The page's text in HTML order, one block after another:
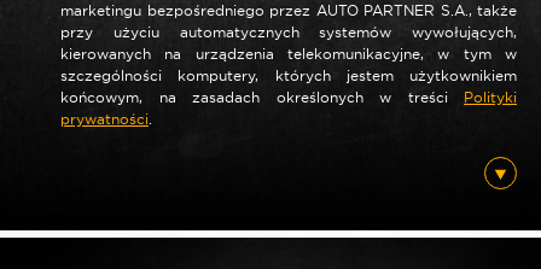
Nazwa *
E-mail*
marketingu bezpośredniego przez AUTO PARTNER S.A., także
przy użyciu automatycznych systemów wywołujących,
kierowanych na urządzenia telekomunikacyjne, w tym w
szczególności komputery, których jestem użytkownikiem
końcowym, na zasadach określonych w treści Polityki
prywatności.